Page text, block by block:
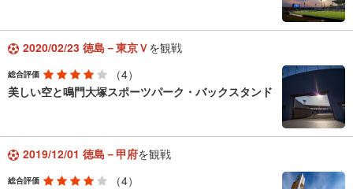
2020/02/23 徳島－東京Ｖを観戦
総合評価
（4）
美しい空と鳴門大塚スポーツパーク・バックスタンド
2019/12/01 徳島－甲府を観戦
総合評価
（4）